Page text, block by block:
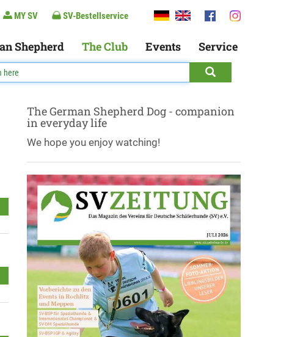
MY SV SV-Bestellservice
Shepherd The Club Events Service
The German Shepherd Dog - companion
in everyday life
We hope you enjoy watching!